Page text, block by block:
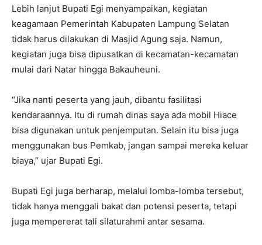
Lebih lanjut Bupati Egi menyampaikan, kegiatan
keagamaan Pemerintah Kabupaten Lampung Selatan
tidak harus dilakukan di Masjid Agung saja. Namun,
kegiatan juga bisa dipusatkan di kecamatan-kecamatan
mulai dari Natar hingga Bakauheuni.
“Jika nanti peserta yang jauh, dibantu fasilitasi
kendaraannya. Itu di rumah dinas saya ada mobil Hiace
bisa digunakan untuk penjemputan. Selain itu bisa juga
menggunakan bus Pemkab, jangan sampai mereka keluar
biaya,” ujar Bupati Egi.
Bupati Egi juga berharap, melalui lomba-lomba tersebut,
tidak hanya menggali bakat dan potensi peserta, tetapi
juga mempererat tali silaturahmi antar sesama.